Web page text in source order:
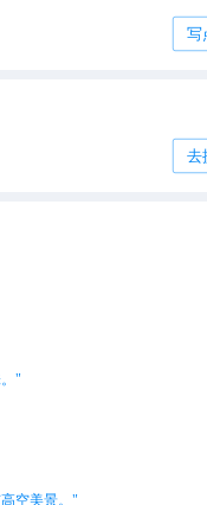
写
去
"
空美景。 "